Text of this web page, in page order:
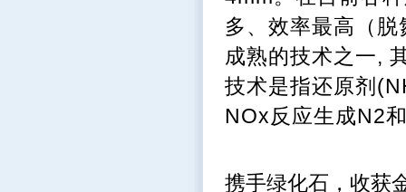
多、效率最高（
成熟的技术之一,
技术是指还原剂
NOx反应生成N2
携手绿化石，收获